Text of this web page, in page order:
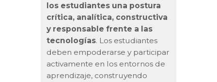
los estudiantes una postura
crítica, analítica, constructiva
y responsable frente a las
tecnologías. Los estudiantes
deben empoderarse y participar
activamente en los entornos de
aprendizaje, construyendo